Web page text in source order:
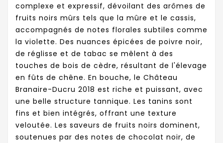
complexe et expressif, dévoilant des arômes de
fruits noirs mûrs tels que la mûre et le cassis,
accompagnés de notes florales subtiles comme
la violette. Des nuances épicées de poivre noir,
de réglisse et de tabac se mêlent à des
touches de bois de cèdre, résultant de l'élevage
en fûts de chêne. En bouche, le Château
Branaire-Ducru 2018 est riche et puissant, avec
une belle structure tannique. Les tanins sont
fins et bien intégrés, offrant une texture
veloutée. Les saveurs de fruits noirs dominent,
soutenues par des notes de chocolat noir, de